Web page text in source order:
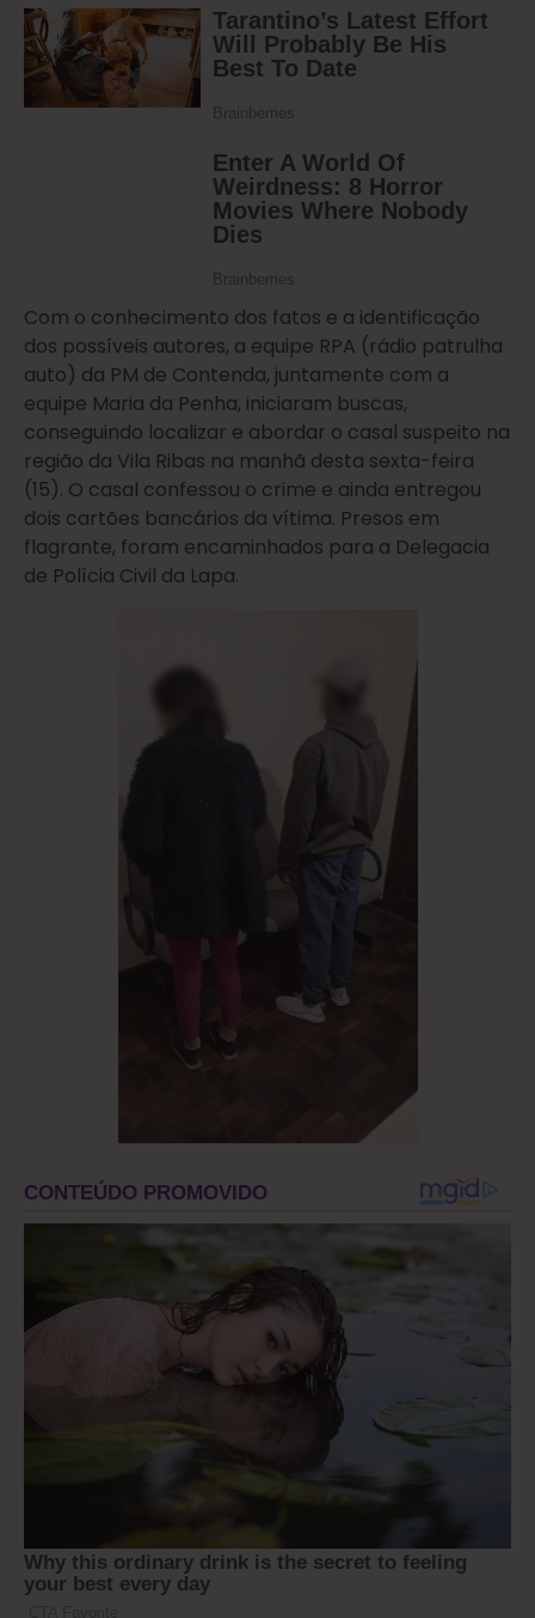
Com o conhecimento dos fatos e a identificação
dos possíveis autores, a equipe RPA (rádio patrulha
auto) da PM de Contenda, juntamente com a
equipe Maria da Penha, iniciaram buscas,
conseguindo localizar e abordar o casal suspeito na
região da Vila Ribas na manhã desta sexta-feira
(15). O casal confessou o crime e ainda entregou
dois cartões bancários da vítima. Presos em
flagrante, foram encaminhados para a Delegacia
de Polícia Civil da Lapa.